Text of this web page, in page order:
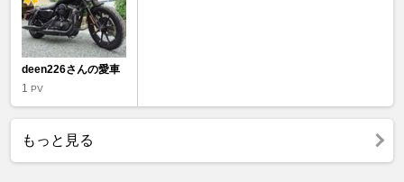
deen226さんの愛車
1 PV
もっと見る